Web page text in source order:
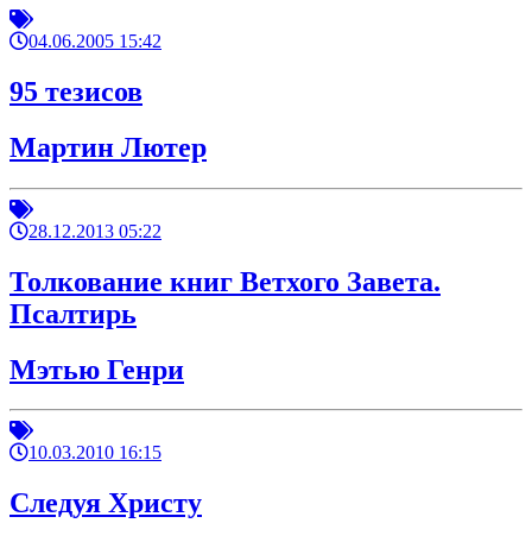
04.06.2005 15:42
95 тезисов
Мартин Лютер
28.12.2013 05:22
Толкование книг Ветхого Завета.
Псалтирь
Мэтью Генри
10.03.2010 16:15
Следуя Христу